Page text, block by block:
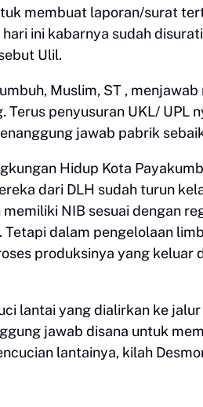
membuat laporan/surat
ini kabarnya sudah
Ulil.
Muslim, ST ,
Terus penyusuran UKL/ UPL
jawab pabrik
Hidup Kota
dari DLH sudah turun
NIB sesuai dengan
dalam pengelolaan
produksinya yang
lantai yang dialirkan ke
jawab disana untuk
lantainya, kilah